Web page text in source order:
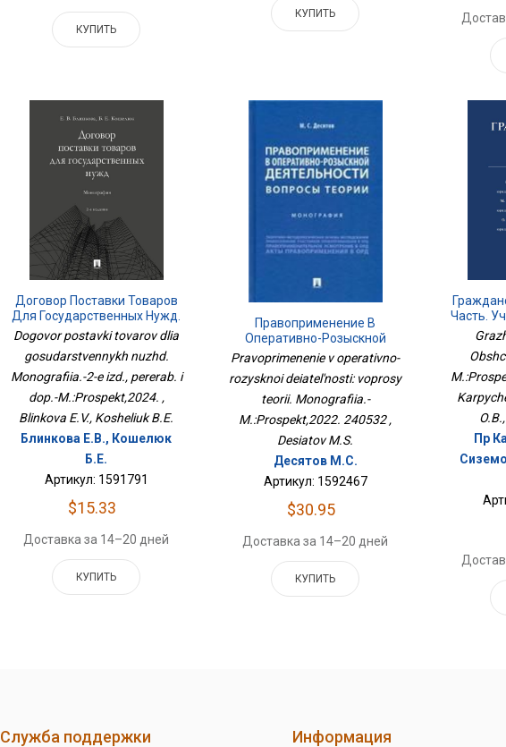
КУПИТЬ
КУПИТЬ
Договор Поставки Товаров
Для Государственных Нужд.
Монография.-2-Е Изд.,
Перераб. И Доп.-
М.:Проспект,2024.
Dogovor postavki tovarov dlia
gosudarstvennykh nuzhd.
Monografiia.-2-e izd., pererab. i
dop.-M.:Prospekt,2024. ,
Blinkova E.V., Kosheliuk B.E.
Блинкова Е.В., Кошелюк
Б.Е.
Артикул: 1591791
$15.33
Доставка за 14–20 дней
КУПИТЬ
Правоприменение В
Оперативно-Розыскной
Деятельности: Вопросы
Теории. Монография.-
М.:Проспект,2022. 240532
Pravoprimenenie v operativno-
rozysknoi deiatel'nosti: voprosy
teorii. Monografiia.-
M.:Prospekt,2022. 240532 ,
Desiatov M.S.
Десятов М.С.
Артикул: 1592467
$30.95
Доставка за 14–20 дней
КУПИТЬ
Часть.
Пр
Служба поддержки Информация